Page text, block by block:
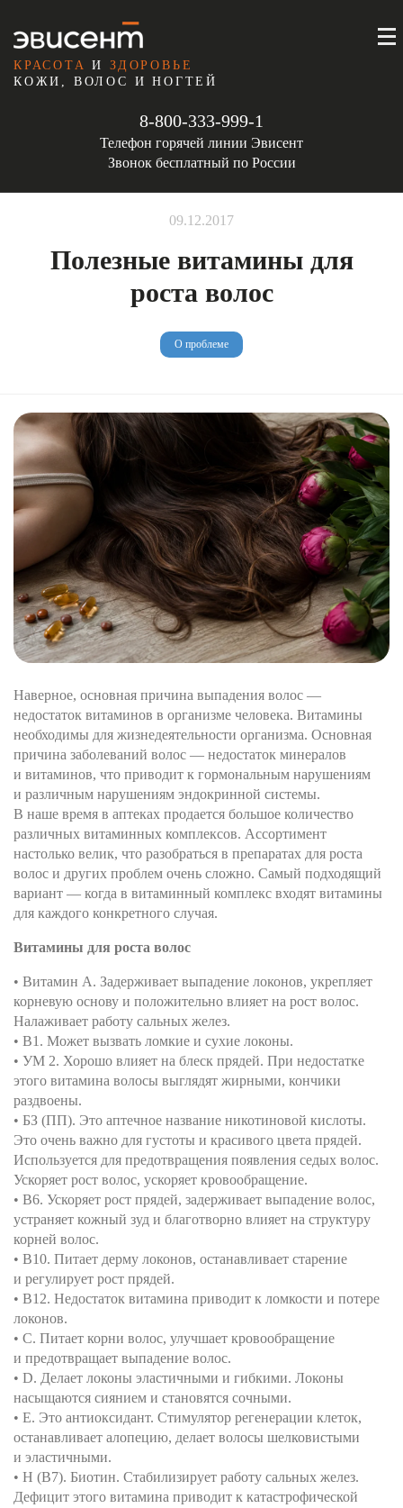
КРАСОТА ИЗДОРОВЬЕ
КОЖИ, ВОЛОС И НОГТЕЙ
8-800-333-999-1
Телефон горячей линии Эвисент
Звонок бесплатный по России
09.12.2017
Полезные витамины для
роста волос
О проблеме
Наверное, основная причина выпадения волос —
недостаток витаминов в организме человека. Витамины
необходимы для жизнедеятельности организма. Основная
причина заболеваний волос — недостаток минералов
и витаминов, что приводит к гормональным нарушениям
и различным нарушениям эндокринной системы.
В наше время в аптеках продается большое количество
различных витаминных комплексов. Ассортимент
настолько велик, что разобраться в препаратах для роста
волос и других проблем очень сложно. Самый подходящий
вариант — когда в витаминный комплекс входят витамины
для каждого конкретного случая.
Витамины для роста волос
• Витамин А. Задерживает выпадение локонов, укрепляет
корневую основу и положительно влияет на рост волос.
Налаживает работу сальных желез.
• B1. Может вызвать ломкие и сухие локоны.
• УМ 2. Хорошо влияет на блеск прядей. При недостатке
этого витамина волосы выглядят жирными, кончики
раздвоены.
• БЗ (ПП). Это аптечное название никотиновой кислоты.
Это очень важно для густоты и красивого цвета прядей.
Используется для предотвращения появления седых волос.
Ускоряет рост волос, ускоряет кровообращение.
• B6. Ускоряет рост прядей, задерживает выпадение волос,
устраняет кожный зуд и благотворно влияет на структуру
корней волос.
• В10. Питает дерму локонов, останавливает старение
и регулирует рост прядей.
• B12. Недостаток витамина приводит к ломкости и потере
локонов.
• C. Питает корни волос, улучшает кровообращение
и предотвращает выпадение волос.
• D. Делает локоны эластичными и гибкими. Локоны
насыщаются сиянием и становятся сочными.
• E. Это антиоксидант. Стимулятор регенерации клеток,
останавливает алопецию, делает волосы шелковистыми
и эластичными.
• H (B7). Биотин. Стабилизирует работу сальных желез.
Дефицит этого витамина приводит к катастрофической